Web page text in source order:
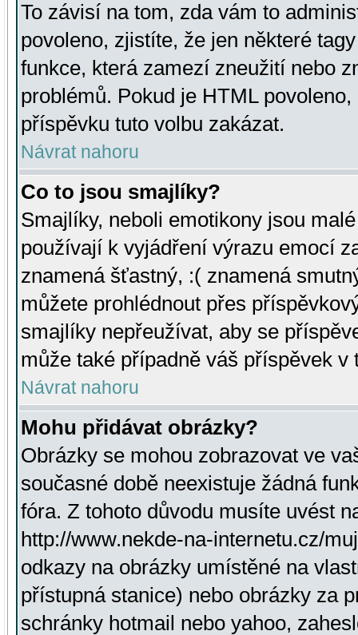
To závisí na tom, zda vám to
povoleno, zjistíte, že jen některé
funkce, která zamezí zneužití nebo
problémů. Pokud je HTML
příspěvku tuto volbu zakázat.
Návrat nahoru
Co to jsou smajlíky?
Smajlíky, neboli emotikony jsou
používají k vyjádření výrazu emocí
znamená šťastný, :( znamená
můžete prohlédnout přes
smajlíky nepřeužívat, aby se
může také případně váš příspěvek v
Návrat nahoru
Mohu přidávat obrázky?
Obrázky se mohou zobrazovat ve
současné době neexistuje žádná
fóra. Z tohoto důvodu musíte uvést
http://www.nekde-na-internetu.cz/
odkazy na obrázky umístěné na
přístupná stanice) nebo obrázky za
schránky hotmail nebo yahoo,